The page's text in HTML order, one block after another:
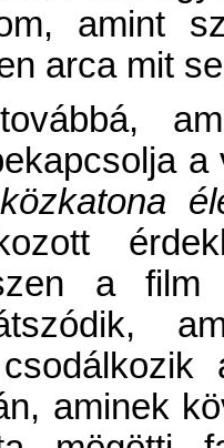
amint
arca mit
a film
aminek